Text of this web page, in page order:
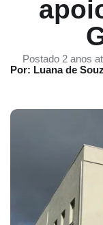
Postado 2 anos
Por: Luana de